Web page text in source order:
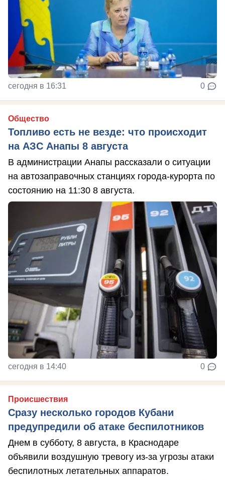
сегодня в 16:31 0
Общество
Топливо есть не везде: что происходит
на АЗС Анапы 8 августа
В администрации Анапы рассказали о ситуации
на автозаправочных станциях города-курорта по
состоянию на 11:30 8 августа.
сегодня в 14:40 0
Происшествия
Сразу несколько городов Кубани
предупредили об атаке беспилотников
Днем в субботу, 8 августа, в Краснодаре
объявили воздушную тревогу из-за угрозы атаки
беспилотных летательных аппаратов.